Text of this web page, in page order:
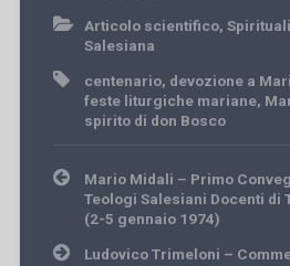
Articolo scientifico,
Salesiana
centenario, devozione a
feste liturgiche mariane,
spirito di don Bosco
Post
navigation
Mario Midali – Primo
Teologi Salesiani Docenti di
(2-5 gennaio 1974)
Ludovico Trimeloni –